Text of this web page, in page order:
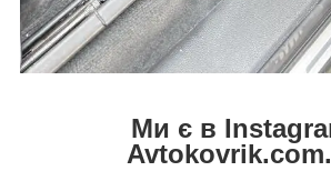
Ми є в